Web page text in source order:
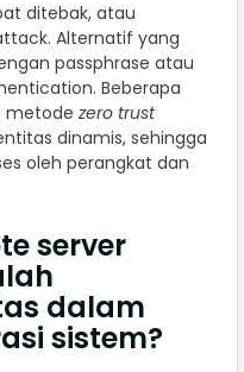
ditebak, atau
Alternatif yang
passphrase atau
Beberapa
metode zero trust
dinamis, sehingga
oleh perangkat dan
server
dalam
sistem?